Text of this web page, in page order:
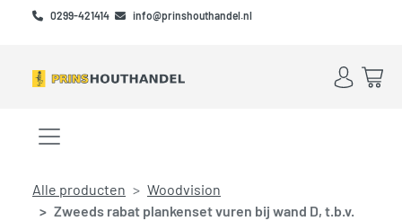
Skip to main content
Skip to footer
0299-421414 info@prinshouthandel.nl
Account
Menu openen/sluiten
Alle producten
Woodvision
Zweeds rabat plankenset vuren bij wand D, t.b.v.